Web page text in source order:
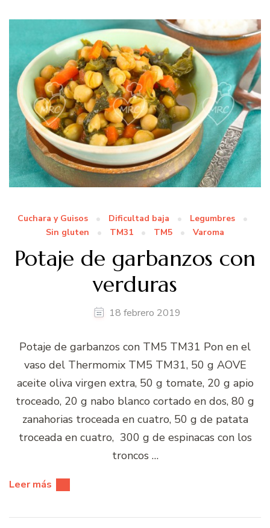
Cuchara y Guisos Dificultad baja
Legumbres
Sin gluten
TM31 TM5 Varoma
Potaje de garbanzos con
verduras
18 febrero 2019
Potaje de garbanzos con TM5 TM31 Pon en el
vaso del Thermomix TM5 TM31, 50 g AOVE
aceite oliva virgen extra, 50 g tomate, 20 g apio
troceado, 20 g nabo blanco cortado en dos, 80 g
zanahorias troceada en cuatro, 50 g de patata
troceada en cuatro, 300 g de espinacas con los
troncos …
Leer más